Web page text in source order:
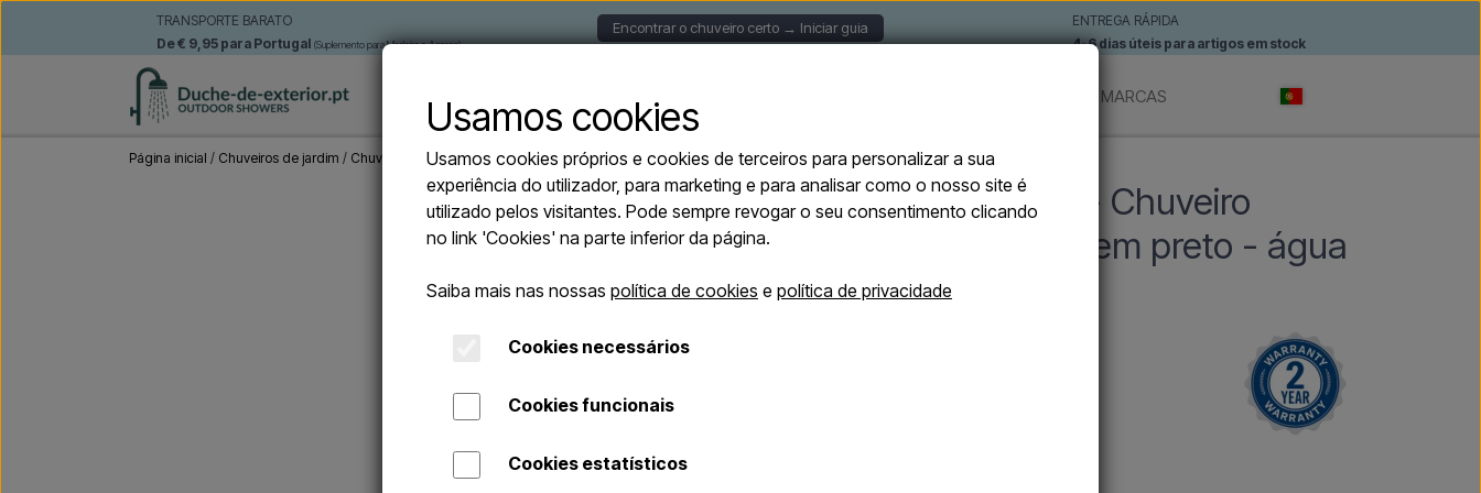
TRANSPORTE BARATO
De € 9,95 para Portugal (Suplemento para Madeira e Açores)
Encontrar o chuveiro certo → Iniciar guia
ENTREGA RÁPIDA
4-6 dias úteis para artigos em stock
MARCAS
Página inicial Chuveiros de jardim Chuveiros exteriores autónomos Sined QUARTU NERA - Chuveiro exterior com lava-pés em preto - água fria e quente
Esgotado
Sined QUARTU NERA - Chuveiro
exterior com lava-pés em preto - água
fria e quente
Usamos cookies
Usamos cookies próprios e cookies de terceiros para personalizar a sua
experiência do utilizador, para marketing e para analisar como o nosso site é
utilizado pelos visitantes. Pode sempre revogar o seu consentimento clicando
no link 'Cookies' na parte inferior da página.
Saiba mais nas nossas política de cookies e política de privacidade
Cookies necessários
Cookies funcionais
Cookies estatísticos